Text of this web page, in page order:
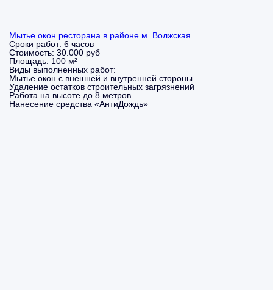
Мытье окон ресторана в районе м. Волжская
Сроки работ: 6 часов
Стоимость: 30.000 руб
Площадь: 100 м²
Виды выполненных работ:
Мытье окон с внешней и внутренней стороны
Удаление остатков строительных загрязнений
Работа на высоте до 8 метров
Нанесение средства «АнтиДождь»